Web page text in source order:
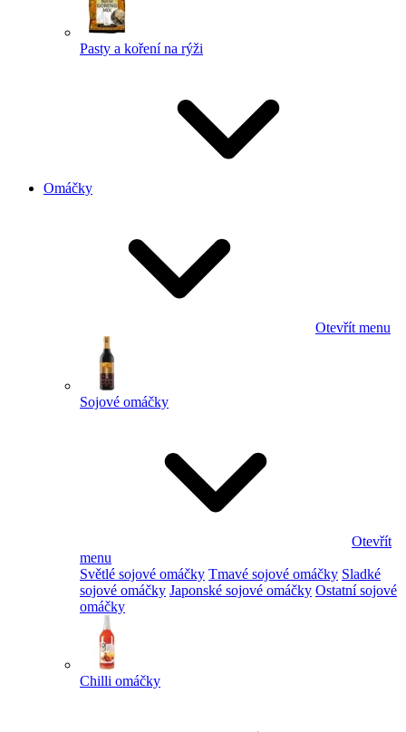
Pasty a koření na rýži
Omáčky
Otevřít menu
Sojové omáčky
Otevřít
menu
Světlé sojové omáčky Tmavé sojové omáčky Sladké
sojové omáčky Japonské sojové omáčky Ostatní sojové
omáčky
Chilli omáčky